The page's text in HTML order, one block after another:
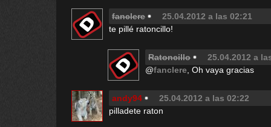
fanclere
25.04.2012 a las 02:21
te pillé ratoncillo!
Ratoncillo
25.04.2012 a
@fanclere , Oh vaya gracias
andy94
25.04.2012 a las 02:22
pilladete raton